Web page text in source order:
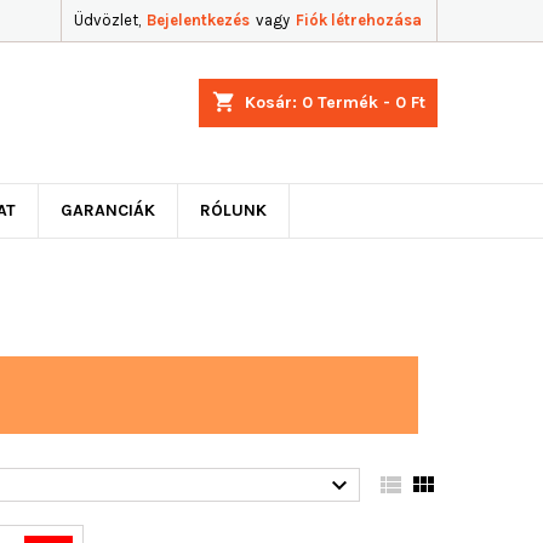
Üdvözlet, Bejelentkezés vagy Fiók létrehozása
shopping_cart Kosár: 0 Termék - 0 Ft
GARANCIÁK RÓLUNK
  